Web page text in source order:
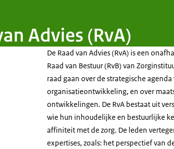
Advies (RvA)
De Raad van Advies (RvA) is een
Raad van Bestuur (RvB) van
raad gaan over de strategische agenda
organisatieontwikkeling, en over
ontwikkelingen. De RvA bestaat uit
wie hun inhoudelijke en bestuurlijke
affiniteit met de zorg. De leden
expertises, zoals: het perspectief van